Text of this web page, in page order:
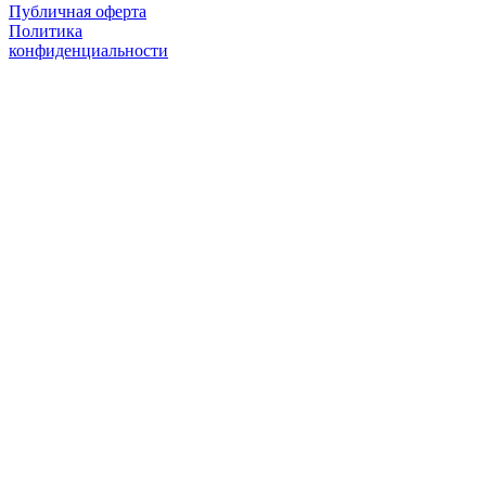
Публичная оферта
Политика
конфиденциальности